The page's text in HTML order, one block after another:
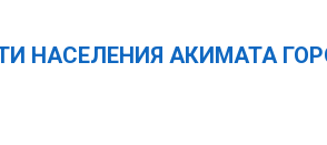
НАСЕЛЕНИЯ АКИМАТА